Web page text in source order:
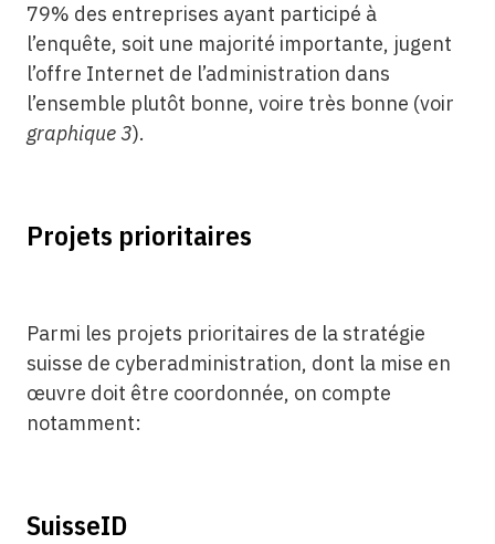
79% des entreprises ayant participé à
l’enquête, soit une majorité importante, jugent
l’offre Internet de l’administration dans
l’ensemble plutôt bonne, voire très bonne (voir
graphique 3).
Projets prioritaires
Parmi les projets prioritaires de la stratégie
suisse de cyberadministration, dont la mise en
œuvre doit être coordonnée, on compte
notamment:
SuisseID